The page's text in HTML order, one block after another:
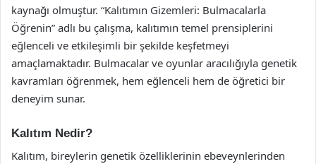
kaynağı olmuştur. “Kalıtımın Gizemleri: Bulmacalarla
Öğrenin” adlı bu çalışma, kalıtımın temel prensiplerini
eğlenceli ve etkileşimli bir şekilde keşfetmeyi
amaçlamaktadır. Bulmacalar ve oyunlar aracılığıyla genetik
kavramları öğrenmek, hem eğlenceli hem de öğretici bir
deneyim sunar.
Kalıtım Nedir?
Kalıtım, bireylerin genetik özelliklerinin ebeveynlerinden